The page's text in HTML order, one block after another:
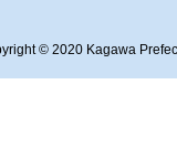
© 2020 Kagawa